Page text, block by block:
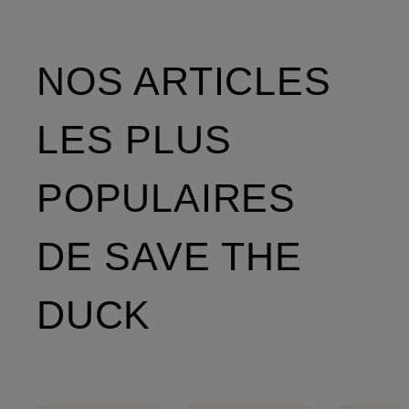
NOS ARTICLES
LES PLUS
POPULAIRES
DE SAVE THE
DUCK